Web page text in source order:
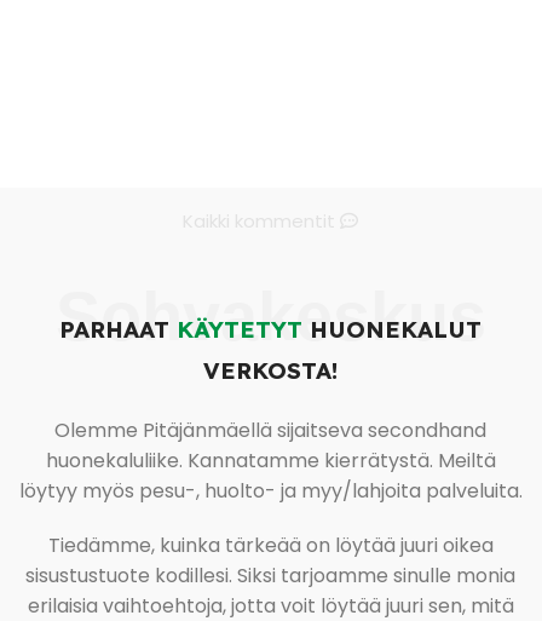
Sohvakeskus
PARHAAT KÄYTETYT HUONEKALUT
VERKOSTA!
Olemme Pitäjänmäellä sijaitseva secondhand
huonekaluliike. Kannatamme kierrätystä. Meiltä
löytyy myös pesu-, huolto- ja myy/lahjoita palveluita.
Tiedämme, kuinka tärkeää on löytää juuri oikea
sisustustuote kodillesi. Siksi tarjoamme sinulle monia
erilaisia vaihtoehtoja, jotta voit löytää juuri sen, mitä